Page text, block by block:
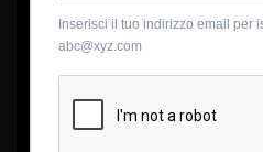
Inserisci il tuo indirizzo email per
abc@xyz.com